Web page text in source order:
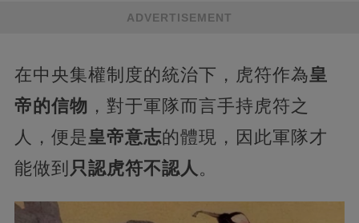
ADVERTISEMENT
在中央集權制度的統治下，虎符作為皇
帝的信物 ，對于軍隊而言手持虎符之
人，便是皇帝意志的體現，因此軍隊才
能做到 只認虎符不認人 。